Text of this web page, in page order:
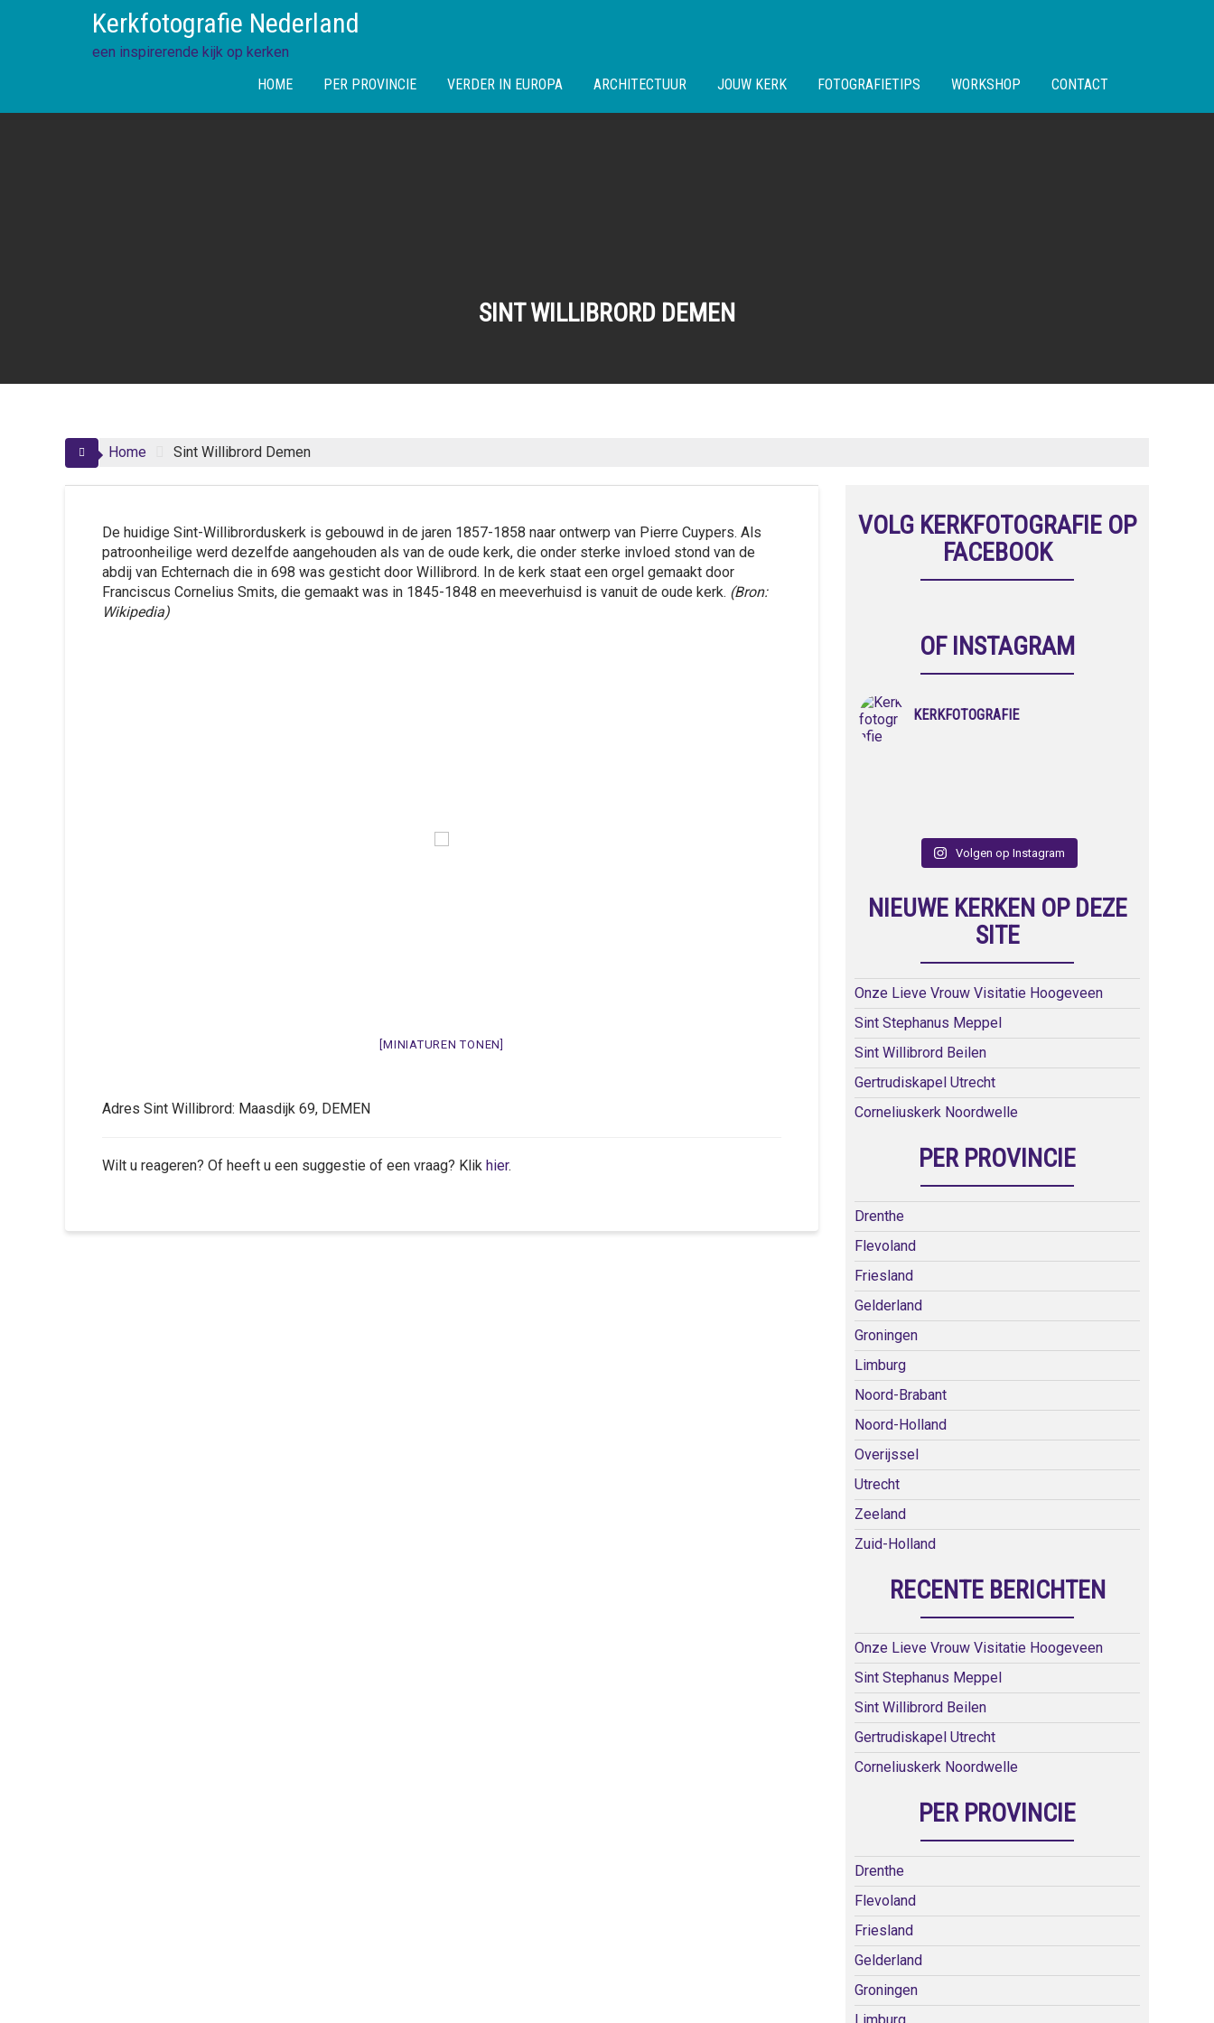
Kerkfotografie Nederland
een inspirerende kijk op kerken
HOME
PER PROVINCIE VERDER IN EUROPA ARCHITECTUUR JOUW KERK FOTOGRAFIETIPS WORKSHOP CONTACT
SINT WILLIBRORD DEMEN
Home Sint Willibrord Demen
De huidige Sint-Willibrorduskerk is gebouwd in de jaren 1857-1858 naar ontwerp van Pierre Cuypers. Als
patroonheilige werd dezelfde aangehouden als van de oude kerk, die onder sterke invloed stond van de
abdij van Echternach die in 698 was gesticht door Willibrord. In de kerk staat een orgel gemaakt door
Franciscus Cornelius Smits, die gemaakt was in 1845-1848 en meeverhuisd is vanuit de oude kerk. (Bron:
Wikipedia)
[MINIATUREN TONEN]
Adres Sint Willibrord: Maasdijk 69, DEMEN
Wilt u reageren? Of heeft u een suggestie of een vraag? Klik hier.
VOLG KERKFOTOGRAFIE OP
FACEBOOK
OF INSTAGRAM
KERKFOTOGRAFIE
Volgen op Instagram
NIEUWE KERKEN OP DEZE
SITE
Onze Lieve Vrouw Visitatie Hoogeveen
Sint Stephanus Meppel
Sint Willibrord Beilen
Gertrudiskapel Utrecht
Corneliuskerk Noordwelle
PER PROVINCIE
Drenthe
Flevoland
Friesland
Gelderland
Groningen
Limburg
Noord-Brabant
Noord-Holland
Overijssel
Utrecht
Zeeland
Zuid-Holland
RECENTE BERICHTEN
Onze Lieve Vrouw Visitatie Hoogeveen
Sint Stephanus Meppel
Sint Willibrord Beilen
Gertrudiskapel Utrecht
Corneliuskerk Noordwelle
PER PROVINCIE
Drenthe
Flevoland
Friesland
Gelderland
Groningen